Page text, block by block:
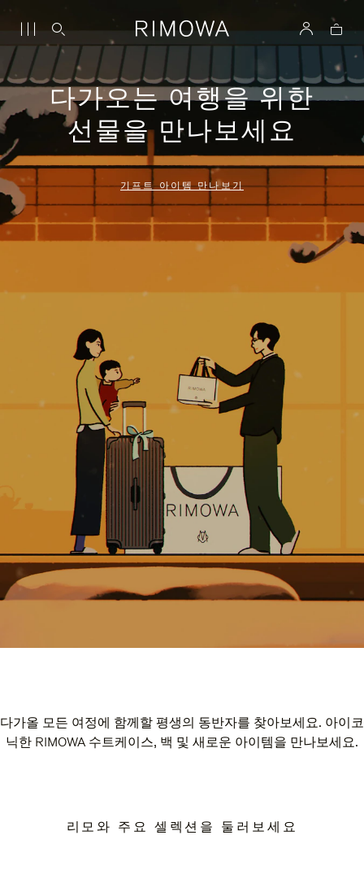
다가오는 여행을 위한
선물을 만나보세요
기프트 아이템 만나보기
다가올 모든 여정에 함께할 평생의 동반자를 찾아보세요. 아이코
닉한 RIMOWA 수트케이스, 백 및 새로운 아이템을 만나보세요.
리모와 주요 셀렉션을 둘러보세요